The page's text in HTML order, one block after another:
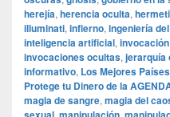
herejía, herencia oculta,
illuminati, infierno, ingeniería
inteligencia artificial, invocación
invocaciones ocultas, jerarquía
informativo, Los Mejores
Protege tu Dinero de la
magia de sangre, magia del